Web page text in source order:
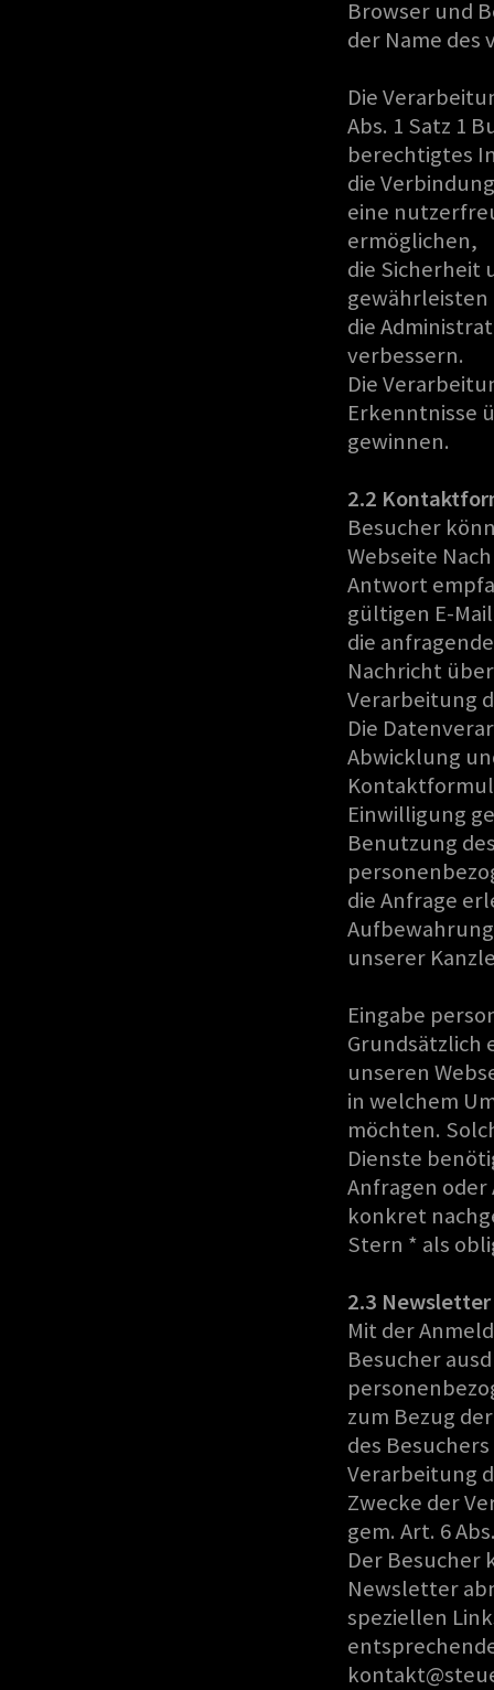
Browser und
der Name des
Die
Abs. 1 Satz 1
berechtigtes
die
eine
ermöglichen,
die Sicherheit
gewährleisten
die
verbessern.
Die
Erkenntnisse
gewinnen.
2.2
Besucher
Webseite
Antwort
gültigen E-
die
Nachricht
Verarbeitung
Die
Abwicklung
Einwilligung
Benutzung
die Anfrage
unserer
Eingabe
Grundsätzlich
unseren
in welchem
möchten.
Dienste
Anfragen
konkret
Stern * als
2.3 Newsletter
Mit der
Besucher
zum Bezug
des
Verarbeitung
Zwecke der
gem. Art. 6
Der Besucher
Newsletter
speziellen